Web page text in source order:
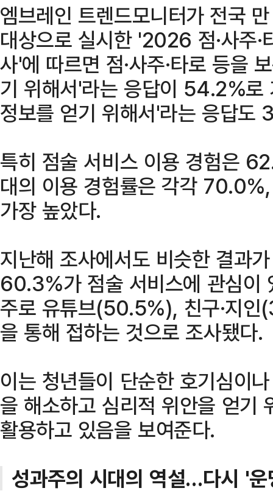
엠브레인 트렌드모니터가 전국
대상으로 실시한 '2026 점·사주
사'에 따르면 점·사주·타로 등을
기 위해서'라는 응답이 54.2%로
정보를 얻기 위해서'라는 응답도
특히 점술 서비스 이용 경험은
대의 이용 경험률은 각각
가장 높았다.
지난해 조사에서도 비슷한 결과
60.3%가 점술 서비스에 관심이
주로 유튜브(50.5%), 친구·지
을 통해 접하는 것으로 조사됐다.
이는 청년들이 단순한 호기심이
을 해소하고 심리적 위안을 얻기
활용하고 있음을 보여준다.
성과주의 시대의 역설…다시 '